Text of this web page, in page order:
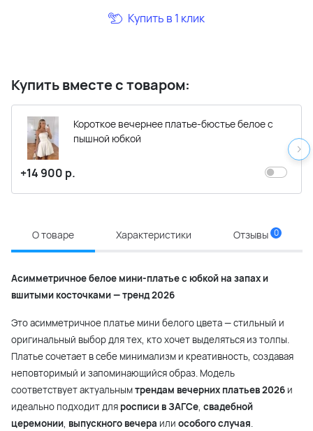
Купить в 1 клик
Купить вместе с товаром:
Короткое вечернее платье-бюстье белое с
пышной юбкой
+14 900 р.
О товаре Характеристики Отзывы 0
Асимметричное белое мини-платье с юбкой на запах и
вшитыми косточками — тренд 2026
Это асимметричное платье мини белого цвета — стильный и
оригинальный выбор для тех, кто хочет выделяться из толпы.
Платье сочетает в себе минимализм и креативность, создавая
неповторимый и запоминающийся образ. Модель
соответствует актуальнымтрендам вечерних платьев 2026 и
идеально подходит для росписи в ЗАГСе, свадебной
церемонии, выпускного вечера или особого случая.